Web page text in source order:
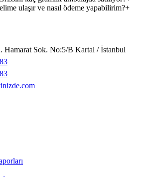
ulaşır ve nasıl ödeme yapabilirim?+
Hamarat Sok. No:5/B Kartal / İstanbul